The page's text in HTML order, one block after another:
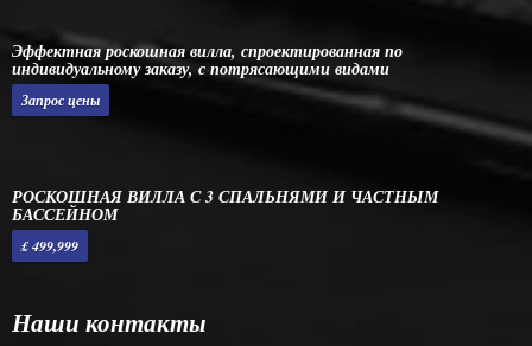
Эффектная роскошная вилла, спроектированная по
индивидуальному заказу, с потрясающими видами
Запрос цены
РОСКОШНАЯ ВИЛЛА С 3 СПАЛЬНЯМИ И ЧАСТНЫМ
БАССЕЙНОМ
£ 499,999
Наши контакты